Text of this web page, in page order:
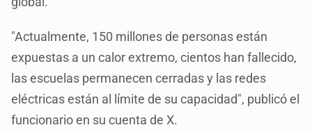
"Actualmente, 150 millones de personas están
expuestas a un calor extremo, cientos han fallecido,
las escuelas permanecen cerradas y las redes
eléctricas están al límite de su capacidad", publicó el
funcionario en su cuenta de X.